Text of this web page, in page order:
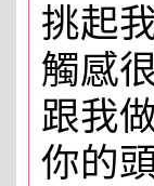
挑起
觸感
跟我
你的